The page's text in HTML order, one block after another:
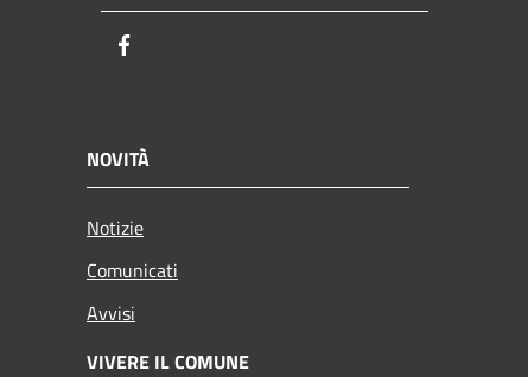
NOVITÀ
Notizie
Comunicati
Avvisi
VIVERE IL COMUNE